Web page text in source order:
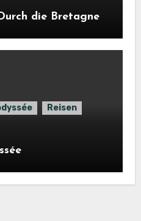
die Bretagne
Reisen